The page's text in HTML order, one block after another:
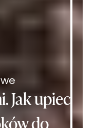
Jak upiec
do